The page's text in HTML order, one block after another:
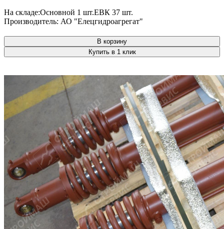
На складе:Основной 1 шт.ЕВК 37 шт.
Производитель: АО "Елецгидроагрегат"
В корзину
Купить в 1 клик